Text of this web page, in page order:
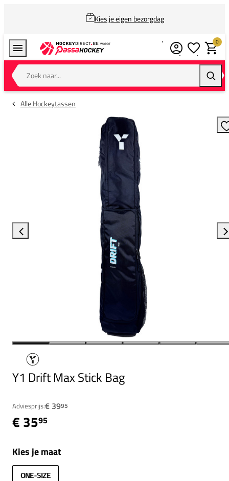
Kies je eigen bezorgdag
Zoek naar...
0
Alle Hockeytassen
Y1 Drift Max Stick Bag
Adviesprijs:€ 3995
€ 3595
Kies je maat
ONE-SIZE